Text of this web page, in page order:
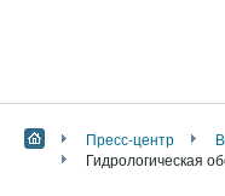
Пресс-центр
Гидрологическая